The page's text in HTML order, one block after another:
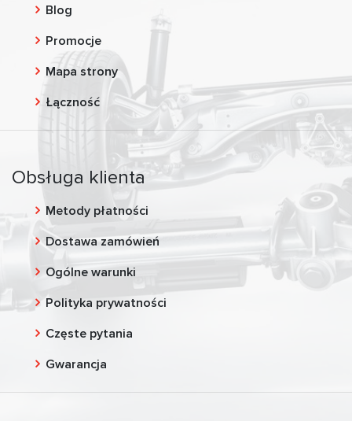
Blog
Promocje
Mapa strony
Łączność
Obsługa klienta
Metody płatności
Dostawa zamówień
Ogólne warunki
Polityka prywatności
Częste pytania
Gwarancja